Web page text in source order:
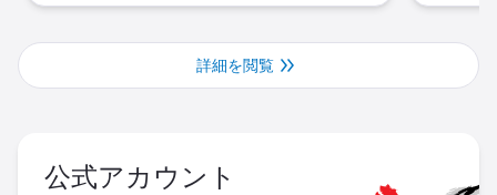
詳細を閲覧
公式アカウント